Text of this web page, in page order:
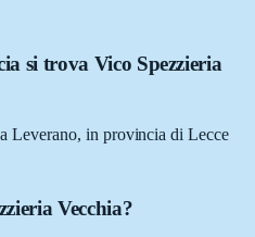
si trova Vico Spezzieria
Leverano, in provincia di Lecce
Vecchia?